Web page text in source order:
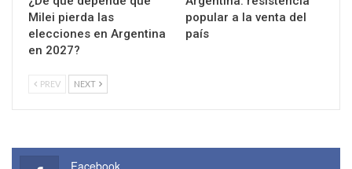
Colombia recibe a
Abelardo de la Espriella
en estado de crispación
Trump limita la
ciudadanía por
nacimiento, pese al
EN CARPETA